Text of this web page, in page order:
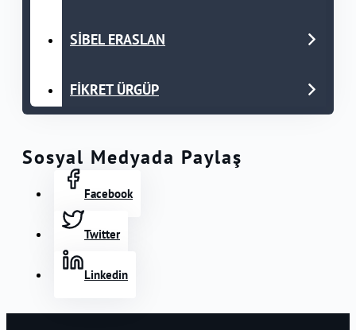
SİBEL ERASLAN
FİKRET ÜRGÜP
Sosyal Medyada Paylaş
Facebook
Twitter
Linkedin